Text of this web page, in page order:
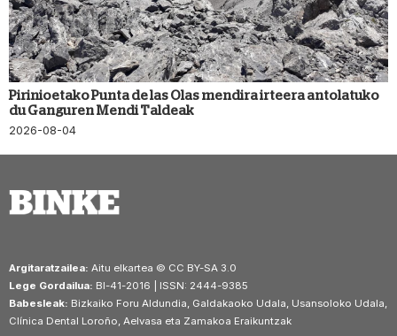
Pirinioetako Punta de las Olas mendira irteera antolatuko
du Ganguren Mendi Taldeak
2026-08-04
Argitaratzailea: Aitu elkartea © CC BY-SA 3.0
Lege Gordailua: BI-41-2016 | ISSN: 2444-9385
Babesleak: Bizkaiko Foru Aldundia, Galdakaoko Udala, Usansoloko Udala,
Clínica Dental Loroño, Aelvasa eta Zamakoa Eraikuntzak